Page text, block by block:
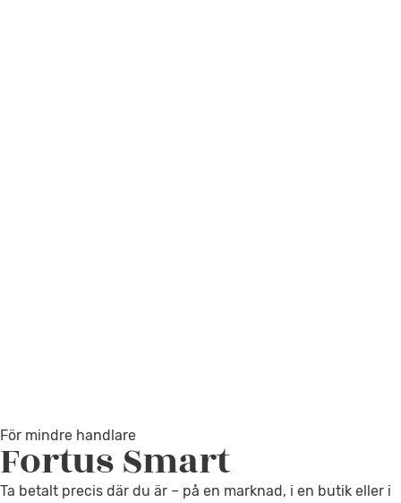
För mindre handlare
FortusSmart
Ta betalt precis där du är – på en marknad, i en butik eller i